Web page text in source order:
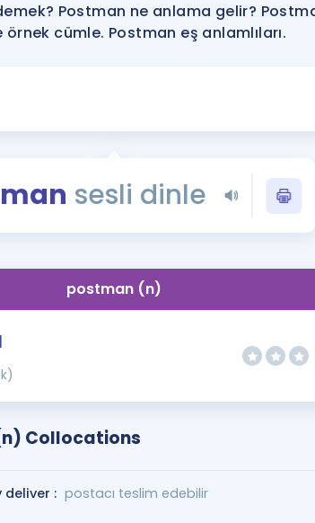
YDS ve YÖKDİL'e
Tüm ÖSYM
YDS - YÖKDİL
İngilizce Gramer
Postman ne anlama gelir?
örnek cümle. Postman eş anlamlıları.
sesli dinle
postman (n)
Collocations
: postacı teslim edebilir